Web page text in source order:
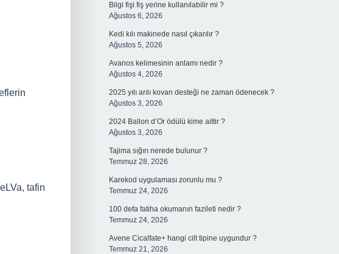
tafin
Bilgi fişi fiş yerine kullanılabilir mi ?
Ağustos 6, 2026
Kedi kılı makinede nasıl çıkarılır ?
Ağustos 5, 2026
Avanos kelimesinin anlamı nedir ?
Ağustos 4, 2026
2025 yılı arılı kovan desteği ne zaman ödenecek ?
Ağustos 3, 2026
2024 Ballon d’Or ödülü kime aittir ?
Ağustos 3, 2026
Tajima sığırı nerede bulunur ?
Temmuz 28, 2026
Karekod uygulaması zorunlu mu ?
Temmuz 24, 2026
100 defa fatiha okumanın fazileti nedir ?
Temmuz 24, 2026
Avene Cicalfate+ hangi cilt tipine uygundur ?
Temmuz 21, 2026